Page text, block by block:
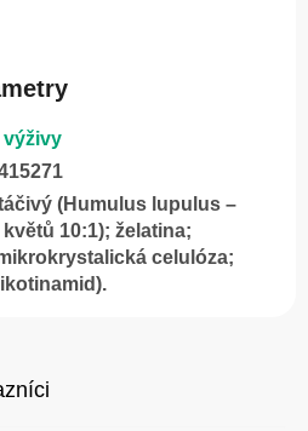
výživy
(Humulus lupulus –
10:1); želatina;
celulóza;